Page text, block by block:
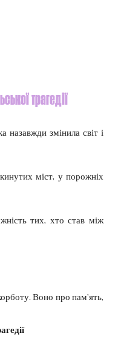
трагедії
назавжди змінила світ і
міст, у порожніх
тих, хто став між
Воно про пам’ять,